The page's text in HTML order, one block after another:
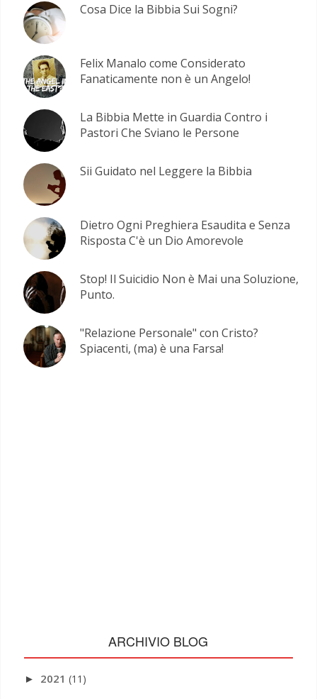
Cosa Dice la Bibbia Sui Sogni?
Felix Manalo come Considerato
Fanaticamente non è un Angelo!
La Bibbia Mette in Guardia Contro i
Pastori Che Sviano le Persone
Sii Guidato nel Leggere la Bibbia
Dietro Ogni Preghiera Esaudita e Senza
Risposta C'è un Dio Amorevole
Stop! Il Suicidio Non è Mai una Soluzione,
Punto.
"Relazione Personale" con Cristo?
Spiacenti, (ma) è una Farsa!
ARCHIVIO BLOG
► 2021 (11)